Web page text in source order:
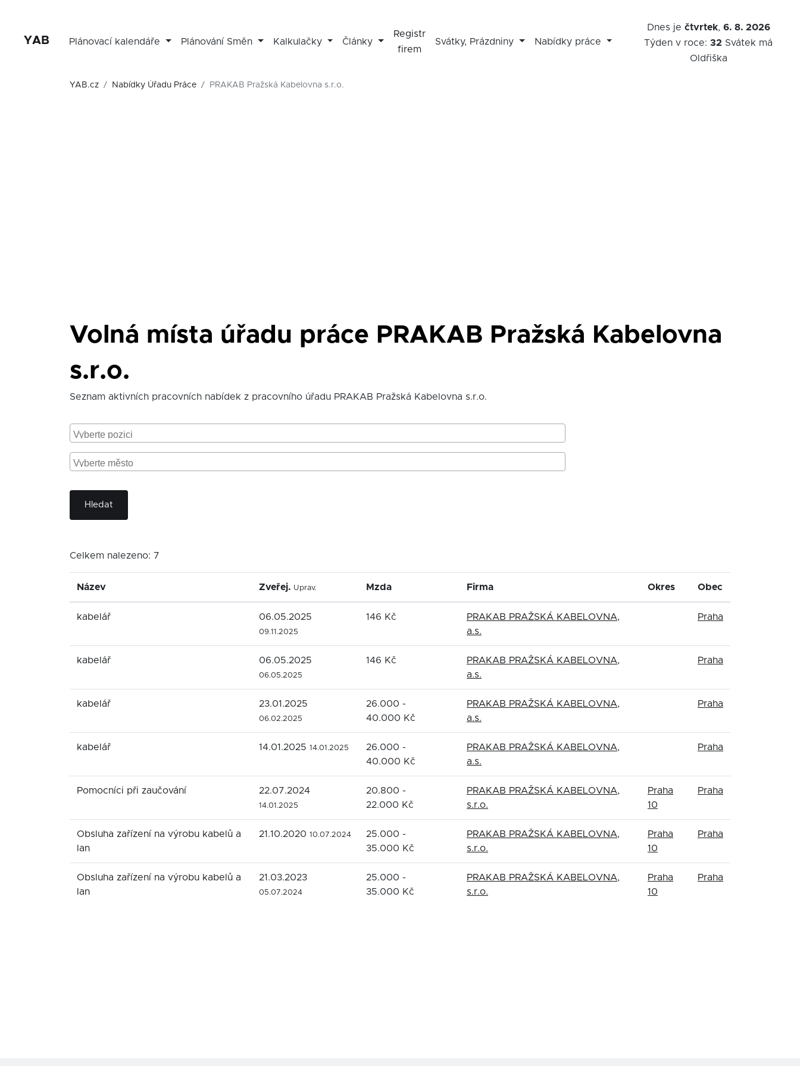
YAB Plánovací kalendáře Plánování Směn Kalkulačky Články
Registr
firem
Svátky, Prázdniny Nabídky práce
Dnes je čtvrtek, 6. 8. 2026
Týden v roce:32 Svátek má
Oldřiška
YAB.cz Nabídky Úřadu Práce PRAKAB Pražská Kabelovna s.r.o.
Volná místa úřadu práce PRAKAB Pražská Kabelovna
s.r.o.
Seznam aktivních pracovních nabídek z pracovního úřadu PRAKAB Pražská Kabelovna s.r.o.
Hledat
Celkem nalezeno: 7
Název Zveřej. Uprav. Mzda Firma Okres Obec
kabelář 06.05.2025
09.11.2025
146 Kč
PRAKAB PRAŽSKÁ KABELOVNA,
a.s.
Praha
kabelář 06.05.2025
06.05.2025
146 Kč
PRAKAB PRAŽSKÁ KABELOVNA,
a.s.
Praha
kabelář 23.01.2025
06.02.2025
26.000 -
40.000 Kč
PRAKAB PRAŽSKÁ KABELOVNA,
a.s.
Praha
kabelář 14.01.2025 14.01.2025
26.000 -
40.000 Kč
PRAKAB PRAŽSKÁ KABELOVNA,
a.s.
Praha
Pomocníci při zaučování 22.07.2024
14.01.2025
20.800 -
22.000 Kč
PRAKAB PRAŽSKÁ KABELOVNA,
s.r.o.
Praha
10
Praha
Obsluha zařízení na výrobu kabelů a
lan
21.10.2020 10.07.2024
25.000 -
35.000 Kč
PRAKAB PRAŽSKÁ KABELOVNA,
s.r.o.
Praha
10
Praha
Obsluha zařízení na výrobu kabelů a
lan
21.03.2023
05.07.2024
25.000 -
35.000 Kč
PRAKAB PRAŽSKÁ KABELOVNA,
s.r.o.
Praha
10
Praha